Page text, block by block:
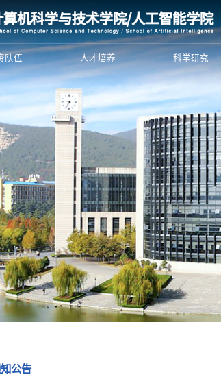
队伍 人才培养 科学研究
公告